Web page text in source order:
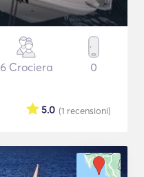
6 Crociera 0
(1 recensioni)
5.0